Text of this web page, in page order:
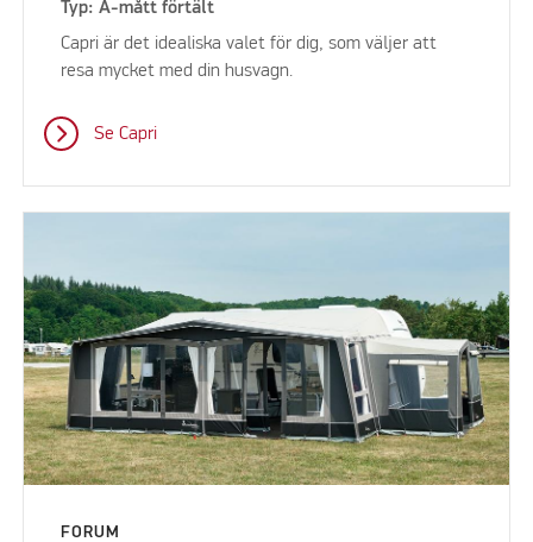
Typ: A-mått förtält
Capri är det idealiska valet för dig, som väljer att
resa mycket med din husvagn.
Se Capri
FORUM